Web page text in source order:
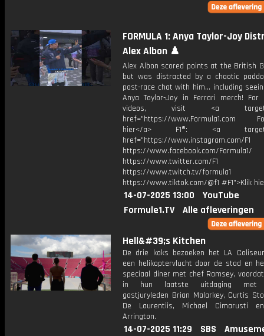
FORMULA 1: Anya Taylor-Joy
Alex Albon ♟️
Alex Albon scored points at the British
but was distracted by a chaotic
post-race chat with him... including
Anya Taylor-Joy in Ferrari merch! For
videos, visit <a
href="https://www.Formula1.com
hier</a> F1®: <a
href="https://www.instagram.com/F1
https://www.facebook.com/Formula1/
https://www.twitter.com/F1
https://www.twitch.tv/formula1
https://www.tiktok.com/@f1 #F1">Klik
14-07-2025 13:00
YouTube
Formule1.TV
Alle afleveringen
Hell&#39;s Kitchen
De drie koks bezoeken het LA
een helikoptervlucht door de stad en
speciaal diner met chef Ramsey,
in hun laatste uitdaging met
gastjuryleden Brian Malarkey, Curtis
De Laurentiis, Michael Cimarusti
Arrington.
14-07-2025 11:29 SBS